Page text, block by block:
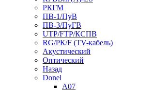
РКГМ
ПВ-1/ПуВ
ПВ-3/ПуГВ
UTP/FTP/КСПВ
RG/РК/F (TV-кабель)
Акустический
Оптический
Назад
Donel
A07